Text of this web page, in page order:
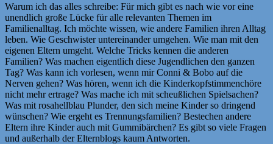
Warum ich das alles schreibe: Für mich gibt es nach wie vor eine
unendlich große Lücke für alle relevanten Themen im
Familienalltag. Ich möchte wissen, wie andere Familien ihren Alltag
leben. Wie Geschwister untereinander umgehen. Wie man mit den
eigenen Eltern umgeht. Welche Tricks kennen die anderen
Familien? Was machen eigentlich diese Jugendlichen den ganzen
Tag? Was kann ich vorlesen, wenn mir Conni & Bobo auf die
Nerven gehen? Was hören, wenn ich die Kinderkopfstimmenchöre
nicht mehr ertrage? Was mache ich mit scheußlichen Spielsachen?
Was mit rosahellblau Plunder, den sich meine Kinder so dringend
wünschen? Wie ergeht es Trennungsfamilien? Bestechen andere
Eltern ihre Kinder auch mit Gummibärchen? Es gibt so viele Fragen
und außerhalb der Elternblogs kaum Antworten.